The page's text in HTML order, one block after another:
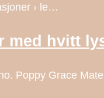
› le…
hvitt
Poppy Grace